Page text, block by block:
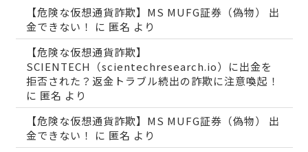
【危険な仮想通貨詐欺】MS MUFG証券（偽物） 出
金できない！
に 匿名 より
【危険な仮想通貨詐欺】
SCIENTECH（scientechresearch.io）に出金を
拒否された？返金トラブル続出の詐欺に注意喚起！
に 匿名 より
【危険な仮想通貨詐欺】MS MUFG証券（偽物） 出
金できない！
に 匿名 より